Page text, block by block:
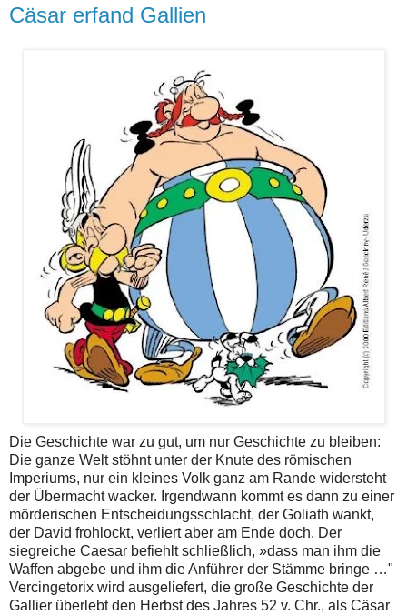
Cäsar erfand Gallien
Die Geschichte war zu gut, um nur Geschichte zu bleiben:
Die ganze Welt stöhnt unter der Knute des römischen
Imperiums, nur ein kleines Volk ganz am Rande widersteht
der Übermacht wacker. Irgendwann kommt es dann zu einer
mörderischen Entscheidungsschlacht, der Goliath wankt,
der David frohlockt, verliert aber am Ende doch. Der
siegreiche Caesar befiehlt schließlich, »dass man ihm die
Waffen abgebe und ihm die Anführer der Stämme bringe …"
Vercingetorix wird ausgeliefert, die große Geschichte der
Gallier überlebt den Herbst des Jahres 52 v. Chr., als Cäsar